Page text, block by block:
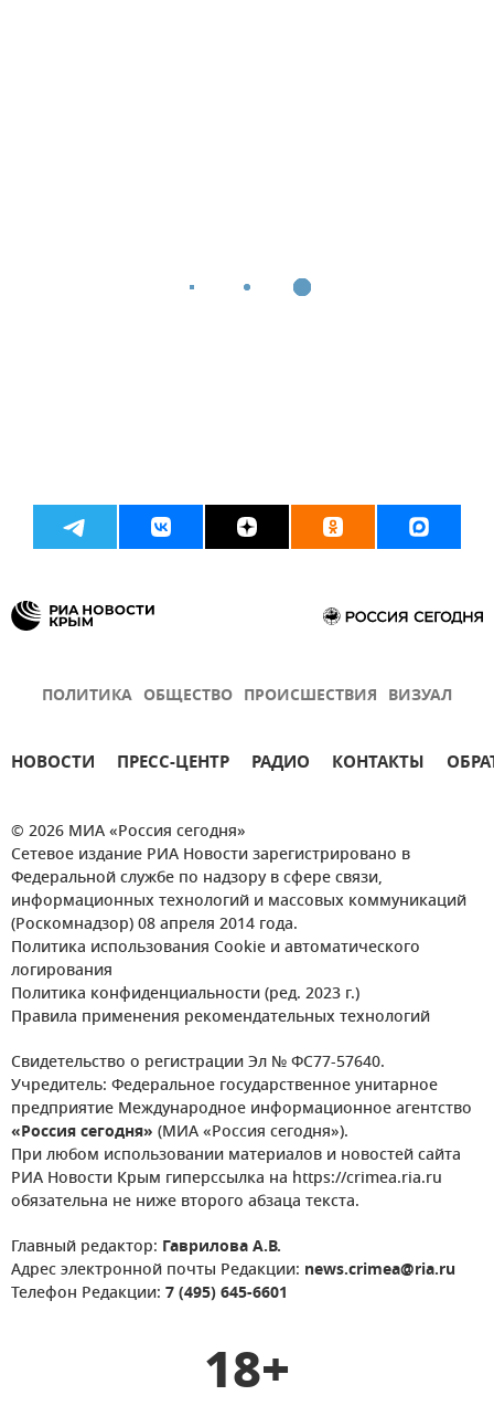
ПОЛИТИКА ОБЩЕСТВО ПРОИСШЕСТВИЯ ВИЗУАЛ
НОВОСТИ ПРЕСС-ЦЕНТР РАДИО КОНТАКТЫ
© 2026 МИА «Россия сегодня»
Сетевое издание РИА Новости зарегистрировано в
Федеральной службе по надзору в сфере связи,
информационных технологий и массовых коммуникаций
(Роскомнадзор) 08 апреля 2014 года.
Политика использования Cookie и автоматического
логирования
Политика конфиденциальности (ред. 2023 г.)
Правила применения рекомендательных технологий
Свидетельство о регистрации Эл № ФС77-57640.
Учредитель: Федеральное государственное унитарное
предприятие Международное информационное агентство
«Россия сегодня» (МИА «Россия сегодня»).
При любом использовании материалов и новостей сайта
РИА Новости Крым гиперссылка на https://crimea.ria.ru
обязательна не ниже второго абзаца текста.
Главный редактор: Гаврилова А.В.
Адрес электронной почты Редакции: news.crimea@ria.ru
Телефон Редакции: 7 (495) 645-6601
18+